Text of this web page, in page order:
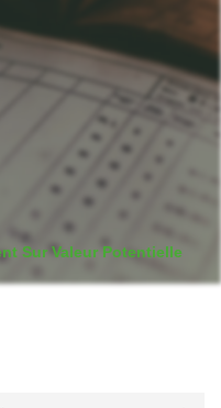
Sur Valeur Potentielle